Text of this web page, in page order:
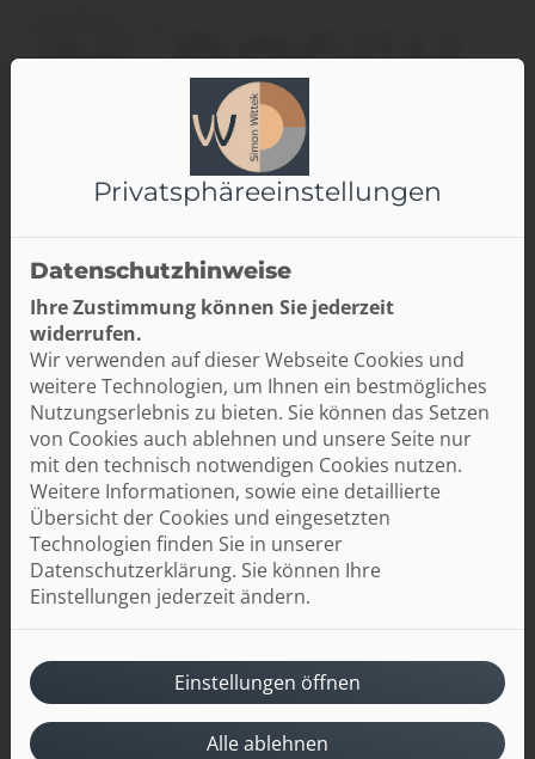
Privatsphäre­einstellungen
Datenschutzhinweise
Ihre Zustimmung können Sie jederzeit
widerrufen.
Wir verwenden auf dieser Webseite Cookies und
weitere Technologien, um Ihnen ein bestmögliches
Nutzungserlebnis zu bieten. Sie können das Setzen
von Cookies auch ablehnen und unsere Seite nur
mit den technisch notwendigen Cookies nutzen.
Weitere Informationen, sowie eine detaillierte
Übersicht der Cookies und eingesetzten
Technologien finden Sie in unserer
Datenschutzerklärung. Sie können Ihre
Einstellungen jederzeit ändern.
Einstellungen öffnen
Alle ablehnen